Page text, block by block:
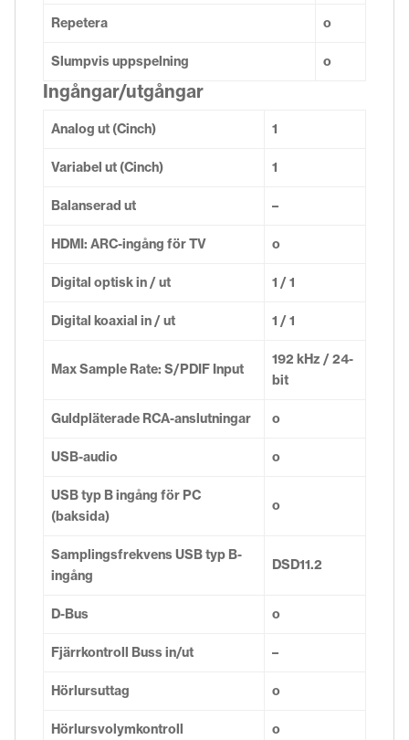
Repetera o
Slumpvis uppspelning o
Ingångar/utgångar
Analog ut (Cinch) 1
Variabel ut (Cinch) 1
Balanserad ut –
HDMI: ARC-ingång för TV o
Digital optisk in / ut 1 / 1
Digital koaxial in / ut 1 / 1
Max Sample Rate: S/PDIF Input
192 kHz / 24-
bit
Guldpläterade RCA-anslutningar o
USB-audio o
USB typ B ingång för PC
(baksida)
o
Samplingsfrekvens USB typ B-
ingång
DSD11.2
D-Bus o
Fjärrkontroll Buss in/ut –
Hörlursuttag o
Hörlursvolymkontroll o